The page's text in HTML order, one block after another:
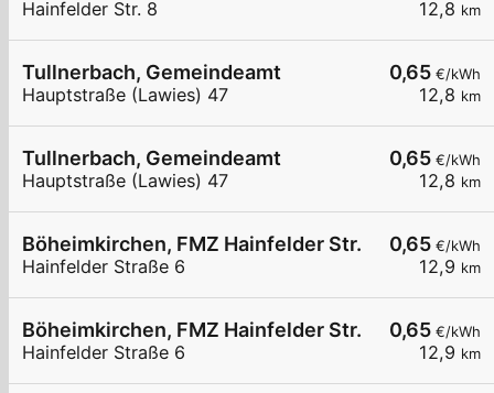
12,8 km
Hainfelder Str. 8
0,65 €/kWh
12,8 km
Tullnerbach, Gemeindeamt
Hauptstraße (Lawies) 47
0,65 €/kWh
12,8 km
Tullnerbach, Gemeindeamt
Hauptstraße (Lawies) 47
0,65 €/kWh
12,9 km
Böheimkirchen, FMZ Hainfelder Str.
Hainfelder Straße 6
0,65 €/kWh
12,9 km
Böheimkirchen, FMZ Hainfelder Str.
Hainfelder Straße 6